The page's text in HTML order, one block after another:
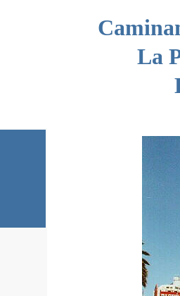
La